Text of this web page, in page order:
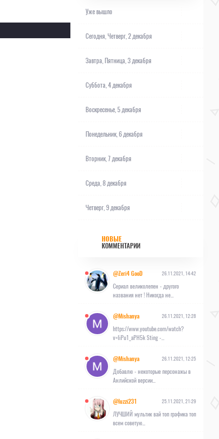
Уже вышло
Сегодня, Четверг, 2 декабря
Завтра, Пятница, 3 декабря
Суббота, 4 декабря
Воскресенье, 5 декабря
Понедельник, 6 декабря
Вторник, 7 декабря
Среда, 8 декабря
Четверг, 9 декабря
НОВЫЕ
КОММЕНТАРИИ
@Zeri4 GooD 26.11.2021, 14:42
Сериал великолепен - другого
названия нет ! Никогда не...
@Mishanya 26.11.2021, 12:28
https://www.youtube.com/watch?
v=liPu1_aPH5k Sting -...
@Mishanya 26.11.2021, 12:25
Добавлю - некоторые персонажы в
Анлийской версии...
@luzzi231 25.11.2021, 21:29
ЛУЧШИЙ мультик вай топ графика топ
всем советую...